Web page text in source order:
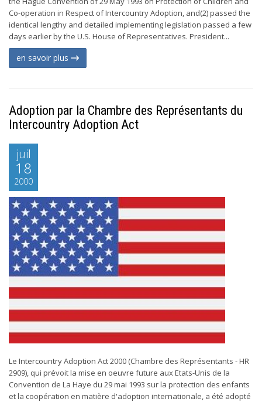
Co-operation in Respect of Intercountry Adoption, and(2) passed the
identical lengthy and detailed implementing legislation passed a few
days earlier by the U.S. House of Representatives. President...
en savoir plus
Adoption par la Chambre des Représentants du
Intercountry Adoption Act
juil
18
2000
Le Intercountry Adoption Act 2000 (Chambre des Représentants - HR
2909), qui prévoit la mise en oeuvre future aux Etats-Unis de la
Convention de La Haye du 29 mai 1993 sur la protection des enfants
et la coopération en matière d'adoption internationale, a été adopté